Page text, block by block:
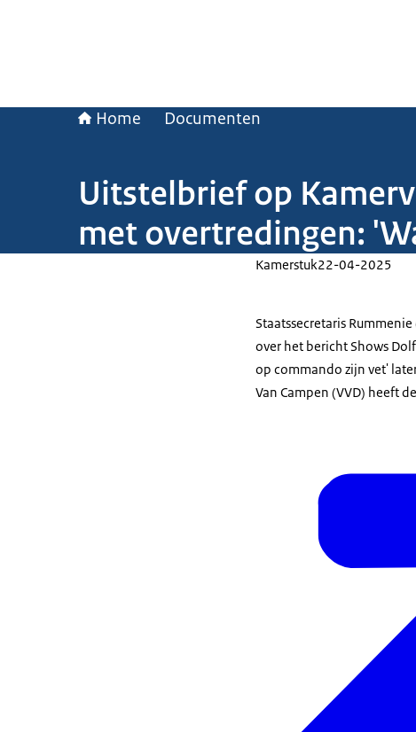
Home Documenten
Uitstelbrief op
met overtredingen:
Kamerstuk22-04-2025
Staatssecretaris
over het bericht Shows
op commando zijn vet'
Van Campen (VVD) heeft